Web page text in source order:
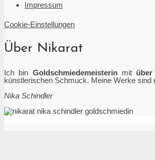
Impressum
Cookie-Einstellungen
Über Nikarat
Ich bin Goldschmiedemeisterinmit
künstlerischen Schmuck. Meine Werke
Nika Schindler